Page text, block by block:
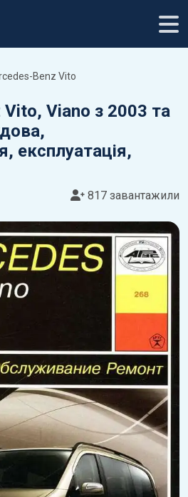
Benz Vito
Viano з 2003 та
експлуатація,
817 завантажили